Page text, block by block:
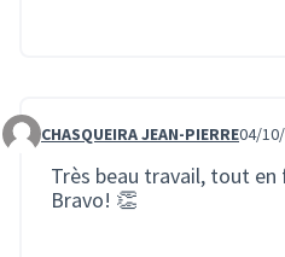
Commentaire 2263
CHASQUEIRA JEAN-PIERRE04/
Très beau travail, tout en
Bravo! 👏